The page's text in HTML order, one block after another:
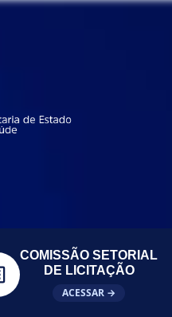
COMISSÃO SETORIAL
DE LICITAÇÃO
ACESSAR →